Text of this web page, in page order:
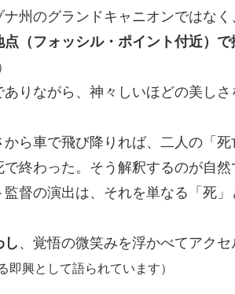
州のグランドキャニオンではなく
（フォッシル・ポイント付近）
りながら、神々しいほどの美しさ
ら車で飛び降りれば、二人の「死
終わった。そう解釈するのが自然
督の演出は、それを単なる「死」
し 、覚悟の微笑みを浮かべてアクセ
興として語られています）